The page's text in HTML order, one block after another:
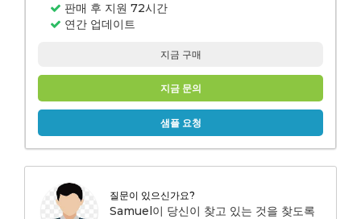
판매 후 지원 72시간
연간 업데이트
지금 구매
지금 문의
샘플 요청
질문이 있으신가요?
Samuel이 당신이 찾고 있는 것을 찾도록